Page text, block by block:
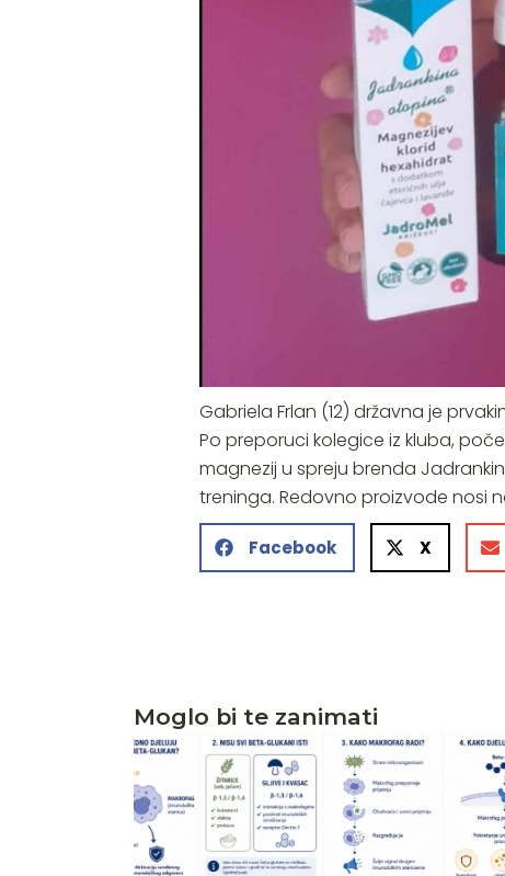
Gabriela Frlan (12) državna je
Po preporuci kolegice iz kluba,
magnezij u spreju brenda
treninga. Redovno proizvode nosi
Facebook X
Moglo bi te zanimati